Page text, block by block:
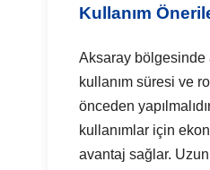
Kullanım
Aksaray bölgesinde
kullanım süresi ve
önceden
kullanımlar için
avantaj sağlar.